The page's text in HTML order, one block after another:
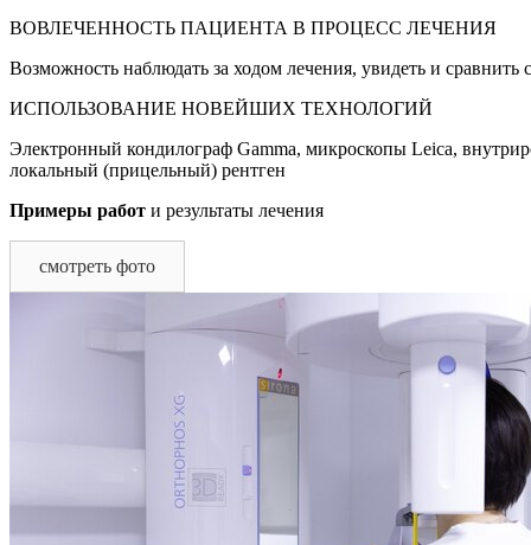
ВОВЛЕЧЕННОСТЬ ПАЦИЕНТА В ПРОЦЕСС ЛЕЧЕНИЯ
Возможность наблюдать за ходом лечения, увидеть и
ИСПОЛЬЗОВАНИЕ НОВЕЙШИХ ТЕХНОЛОГИЙ
Электронный кондилограф Gamma, микроскопы Leica,
локальный (прицельный) рентген
Примеры работ и результаты лечения
смотреть фото